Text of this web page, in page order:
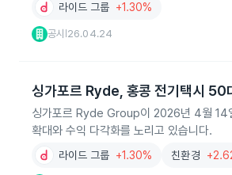
라이드 그룹 +1.30%
공시 26.04.24
싱가포르 Ryde, 홍콩 전기택시 50
싱가포르 Ryde Group이 2026년 4월 14
확대와 수익 다각화를 노리고 있습니다.
라이드 그룹 +1.30% 친환경